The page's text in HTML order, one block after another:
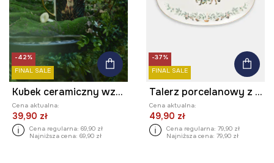
-42%
FINAL SALE
Kubek ceramiczny wzorzysty 460 ml
Cena aktualna:
39,90 zł
Cena regularna: 69,90 zł
Najniższa cena: 69,90 zł
-37%
FINAL SALE
Talerz porcelanowy z ozdobnym wzorem
Cena aktualna:
49,90 zł
Cena regularna: 79,90 zł
Najniższa cena: 79,90 zł